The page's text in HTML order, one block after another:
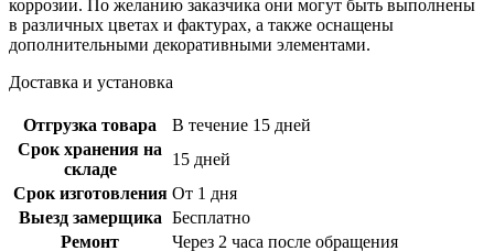
коррозии. По желанию заказчика они могут быть выполнены
в различных цветах и фактурах, а также оснащены
дополнительными декоративными элементами.
Доставка и установка
Отгрузка товара
В течение 15 дней
Срок хранения на
складе
15 дней
Срок изготовления От 1 дня
Выезд замерщика Бесплатно
Ремонт
Через 2 часа после обращения